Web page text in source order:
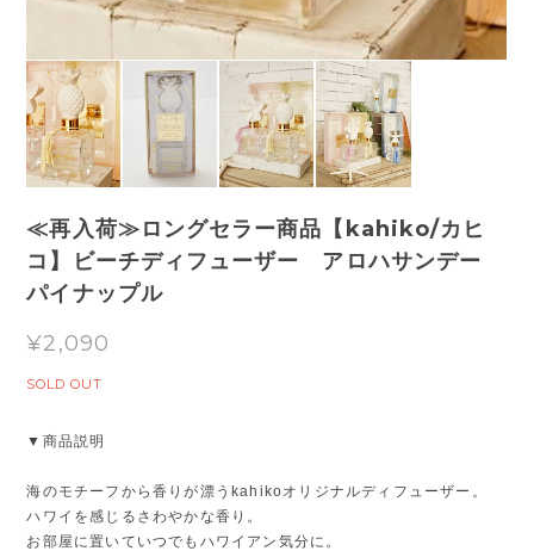
≪再入荷≫ロングセラー商品【kahiko/カヒ
コ】ビーチディフューザー アロハサンデー
パイナップル
¥2,090
SOLD OUT
▼商品説明
海のモチーフから香りが漂うkahikoオリジナルディフューザー。
ハワイを感じるさわやかな香り。
お部屋に置いていつでもハワイアン気分に。